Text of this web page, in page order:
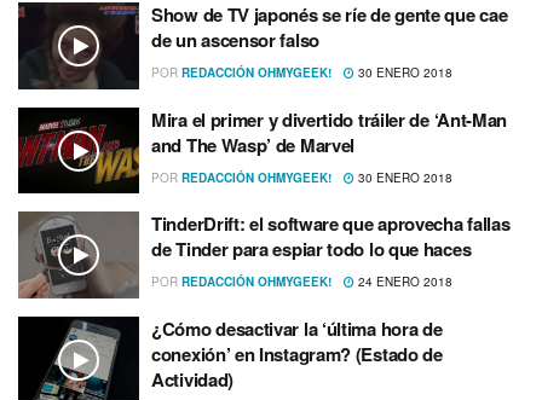
Show de TV japonés se rí­e de gente que cae
de un ascensor falso
POR REDACCIÓN OHMYGEEK! 30 ENERO 2018
Mira el primer y divertido tráiler de ‘Ant-Man
and The Wasp’ de Marvel
POR REDACCIÓN OHMYGEEK! 30 ENERO 2018
TinderDrift: el software que aprovecha fallas
de Tinder para espiar todo lo que haces
POR REDACCIÓN OHMYGEEK! 24 ENERO 2018
¿Cómo desactivar la ‘última hora de
conexión’ en Instagram? (Estado de
Actividad)